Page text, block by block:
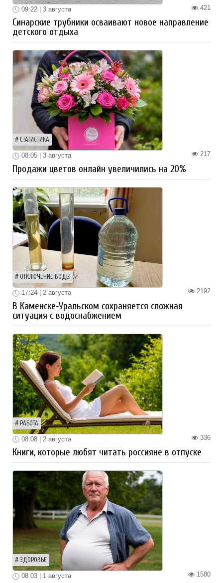
421
09:22 | 3 августа
Синарские трубники осваивают новое направление
детского отдыха
СТАТИСТИКА
217
08:05 | 3 августа
Продажи цветов онлайн увеличились на 20%
ОТКЛЮЧЕНИЕ ВОДЫ
2192
17:24 | 2 августа
В Каменске‑Уральском сохраняется сложная
ситуация с водоснабжением
РАБОТА
336
08:08 | 2 августа
Книги, которые любят читать россияне в отпуске
ЗДОРОВЬЕ
1580
08:03 | 1 августа